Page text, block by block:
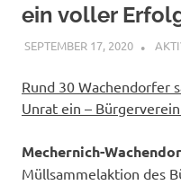
ein voller
SEPTEMBER 17, 2020
Rund 30 Wachendorfer
Unrat ein –
Mechernich-
Müllsammelaktion des